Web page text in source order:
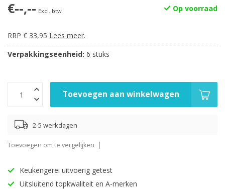
€--,-- Excl. btw Op voorraad
RRP € 33,95 Lees meer.
Verpakkingseenheid: 6 stuks
Toevoegen aan winkelwagen
2-5 werkdagen
Toevoegen om te vergelijken
Keukengerei uitvoerig getest
Uitsluitend topkwaliteit en A-merken